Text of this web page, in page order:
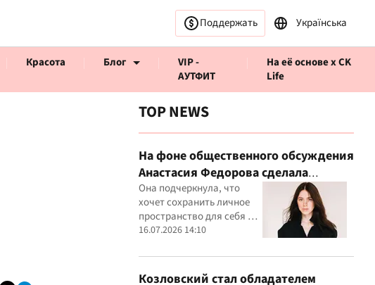
Поддержать Українська
Красота Блог
VIP -
АУТФИТ
На её основе x CK
Life
TOP NEWS
На фоне общественного обсуждения
Анастасия Федорова сделала
публичное заявление
Она подчеркнула, что
хочет сохранить личное
пространство для себя и
своего ребенка
16.07.2026 14:10
Козловский стал обладателем